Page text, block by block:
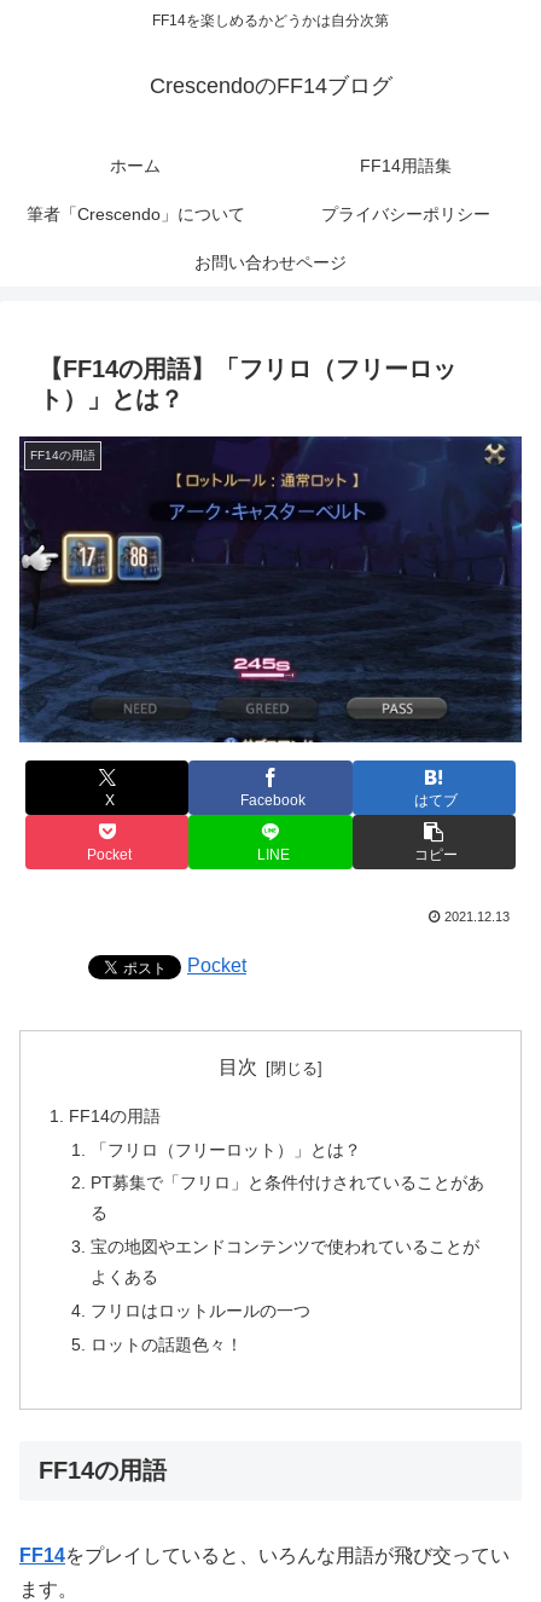
FF14を楽しめるかどうかは自分次第
CrescendoのFF14ブログ
ホーム FF14用語集
筆者「Crescendo」について プライバシーポリシー
お問い合わせページ
【FF14の用語】「フリロ（フリーロッ
ト）」とは？
FF14の用語
X Facebook はてブ
Pocket LINE コピー
2021.12.13
Pocket
目次
FF14の用語
「フリロ（フリーロット）」とは？
PT募集で「フリロ」と条件付けされていることがあ
る
宝の地図やエンドコンテンツで使われていることが
よくある
フリロはロットルールの一つ
ロットの話題色々！
FF14の用語
FF14をプレイしていると、いろんな用語が飛び交ってい
ます。